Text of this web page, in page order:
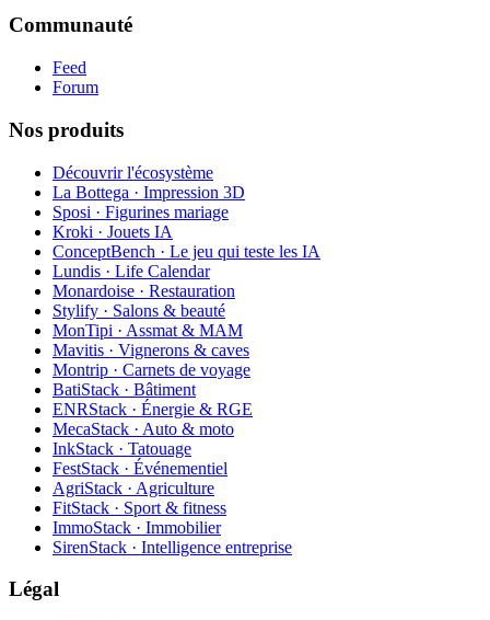
Communauté
Feed
Forum
Nos produits
Découvrir l'écosystème
La Bottega · Impression 3D
Sposi · Figurines mariage
Kroki · Jouets IA
ConceptBench · Le jeu qui teste les IA
Lundis · Life Calendar
Monardoise · Restauration
Stylify · Salons & beauté
MonTipi · Assmat & MAM
Mavitis · Vignerons & caves
Montrip · Carnets de voyage
BatiStack · Bâtiment
ENRStack · Énergie & RGE
MecaStack · Auto & moto
InkStack · Tatouage
FestStack · Événementiel
AgriStack · Agriculture
FitStack · Sport & fitness
ImmoStack · Immobilier
SirenStack · Intelligence entreprise
Légal